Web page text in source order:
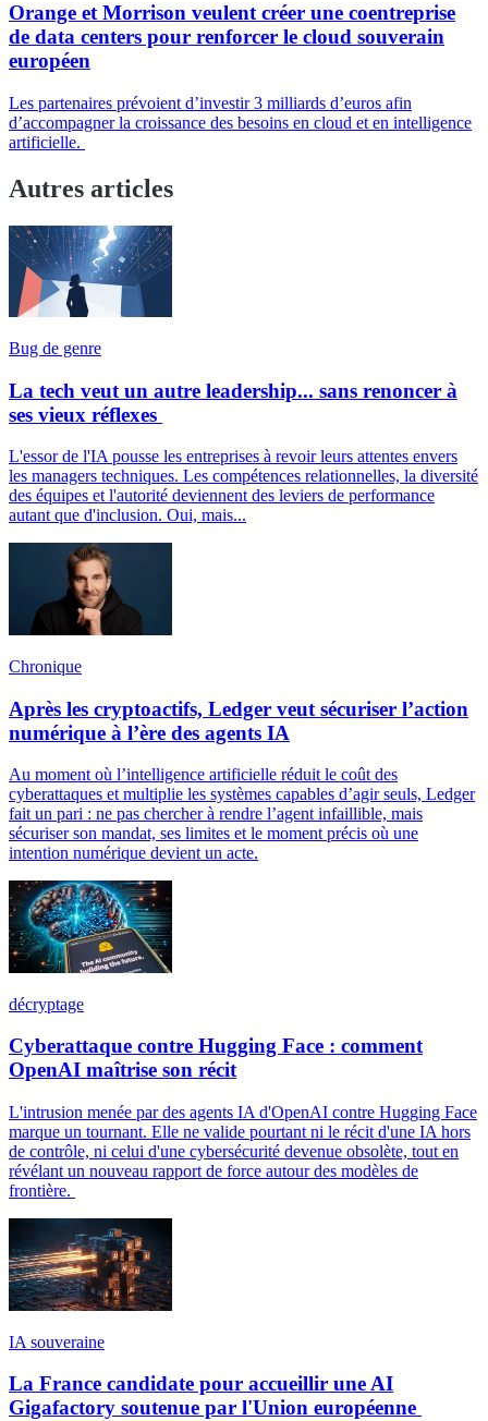
Orange et Morrison veulent créer une coentreprise
de data centers pour renforcer le cloud souverain
européen
Les partenaires prévoient d’investir 3 milliards d’euros afin
d’accompagner la croissance des besoins en cloud et en intelligence
artificielle.
Autres articles
Bug de genre
La tech veut un autre leadership... sans renoncer à
ses vieux réflexes
L'essor de l'IA pousse les entreprises à revoir leurs attentes envers
les managers techniques. Les compétences relationnelles, la diversité
des équipes et l'autorité deviennent des leviers de performance
autant que d'inclusion. Oui, mais...
Chronique
Après les cryptoactifs, Ledger veut sécuriser l’action
numérique à l’ère des agents IA
Au moment où l’intelligence artificielle réduit le coût des
cyberattaques et multiplie les systèmes capables d’agir seuls, Ledger
fait un pari : ne pas chercher à rendre l’agent infaillible, mais
sécuriser son mandat, ses limites et le moment précis où une
intention numérique devient un acte.
décryptage
Cyberattaque contre Hugging Face : comment
OpenAI maîtrise son récit
L'intrusion menée par des agents IA d'OpenAI contre Hugging Face
marque un tournant. Elle ne valide pourtant ni le récit d'une IA hors
de contrôle, ni celui d'une cybersécurité devenue obsolète, tout en
révélant un nouveau rapport de force autour des modèles de
frontière.
IA souveraine
La France candidate pour accueillir une AI
Gigafactory soutenue par l'Union européenne